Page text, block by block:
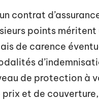
contrat
points
de carence
de protection à
et de couverture,